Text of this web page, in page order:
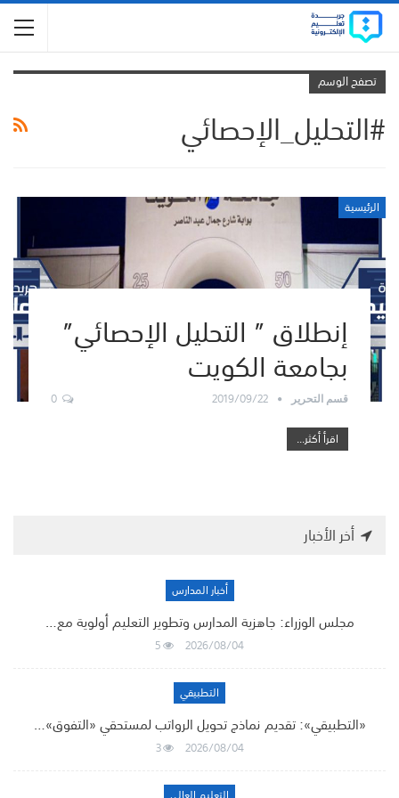
تصفح الوسم
#التحليل_الإحصائي
الرئيسية
إنطلاق ” التحليل الإحصائي”
بجامعة الكويت
قسم التحرير 2019/09/22
0
اقرأ أكثر...
أخر الأخبار
أخبار المدارس
مجلس الوزراء: جاهزية المدارس وتطوير التعليم أولوية مع…
2026/08/04
5
التطبيقي
«التطبيقي»: تقديم نماذج تحويل الرواتب لمستحقي «التفوق»…
2026/08/04
3